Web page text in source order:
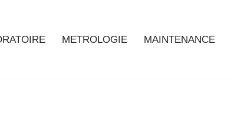
METROLOGIE MAINTENANCE